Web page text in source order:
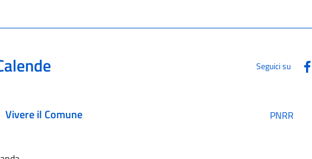
Seguici su
Vivere il Comune PNRR